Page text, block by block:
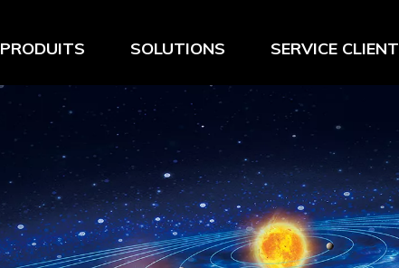
PRODUITS SOLUTIONS SERVICE CLIENT